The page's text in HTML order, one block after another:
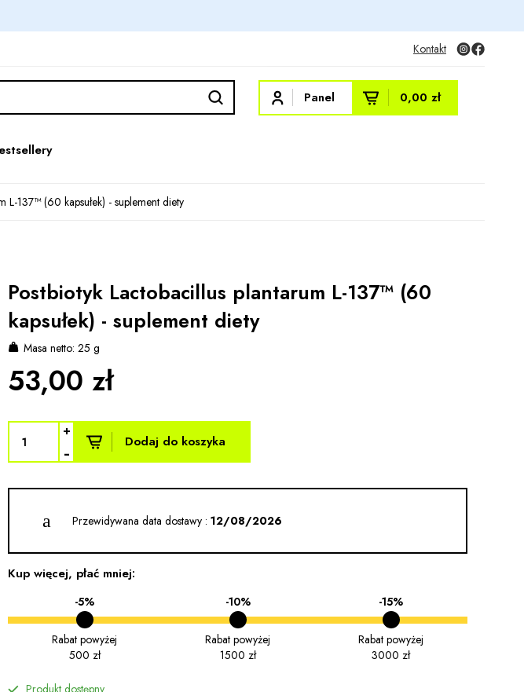
Kontakt
Panel 0,00 zł
L-137™ (60 kapsułek) - suplement diety
Postbiotyk Lactobacillus plantarum L-137™ (60
kapsułek) - suplement diety
Masa netto: 25 g
53,00 zł
+
- Dodaj do koszyka
Przewidywana data dostawy : 12/08/2026
Kup więcej, płać mniej:
-5%
Rabat powyżej
500 zł
-10%
Rabat powyżej
1500 zł
-15%
Rabat powyżej
3000 zł
Produkt dostępny